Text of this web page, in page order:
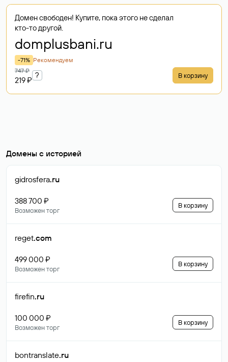
Домен свободен! Купите, пока этого не сделал
кто-то другой.
domplusbani.ru
-71% Рекомендуем
747 ₽
219 ₽
? В корзину
Домены с историей
gidrosfera.ru
388 700 ₽
Возможен торг
В корзину
reget.com
499 000 ₽
Возможен торг
В корзину
firefin.ru
100 000 ₽
Возможен торг
В корзину
bontranslate.ru